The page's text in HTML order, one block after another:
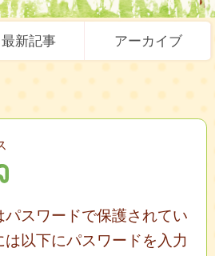
最新記事 アーカイブ
パスワードで保護されてい
は以下にパスワードを入力